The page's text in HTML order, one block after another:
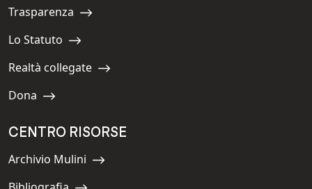
Navigate to:
Trasparenza
Navigate to:
Lo Statuto
Navigate to:
Realtà collegate
Navigate to:
Dona
CENTRO RISORSE
Navigate to:
Archivio Mulini